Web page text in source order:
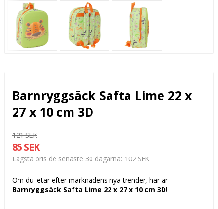
Barnryggsäck Safta Lime 22 x
27 x 10 cm 3D
121 SEK
85 SEK
Lägsta pris de senaste 30 dagarna 102 SEK
Om du letar efter marknadens nya trender, här är
Barnryggsäck Safta Lime 22 x 27 x 10 cm 3D!